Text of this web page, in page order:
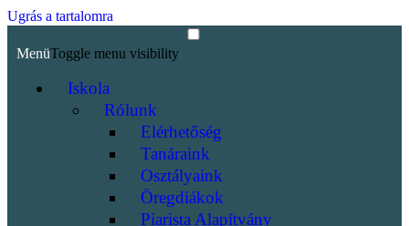
Ugrás a tartalomra
MenüToggle menu visibility
Iskola
Rólunk
Elérhetőség
Tanáraink
Osztályaink
Öregdiákok
Piarista Alapítvány